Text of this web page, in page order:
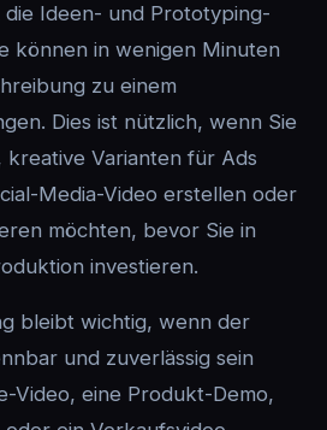
die Ideen- und Prototyping-
können in wenigen Minuten
zu einem
Dies ist nützlich, wenn Sie
Varianten für Ads
Media-Video erstellen oder
möchten, bevor Sie in
investieren.
bleibt wichtig, wenn der
und zuverlässig sein
Video, eine Produkt-Demo,